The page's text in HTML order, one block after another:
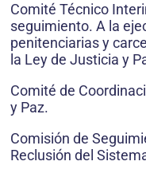
Comité Técnico
seguimiento. A la
penitenciarias y
la Ley de Justicia y
Comité de
y Paz.
Comisión de
Reclusión del